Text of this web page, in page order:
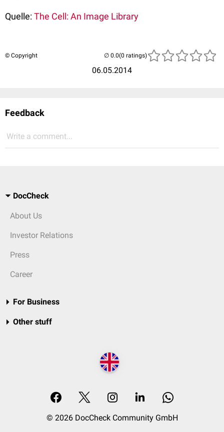
Quelle:The Cell: An Image Library
© Copyright
06.05.2014
(0 ratings)
Feedback
Write a comment...
DocCheck
About Us
Investor Relations
Press
Career
For Business
Other stuff
© 2026 DocCheck Community GmbH